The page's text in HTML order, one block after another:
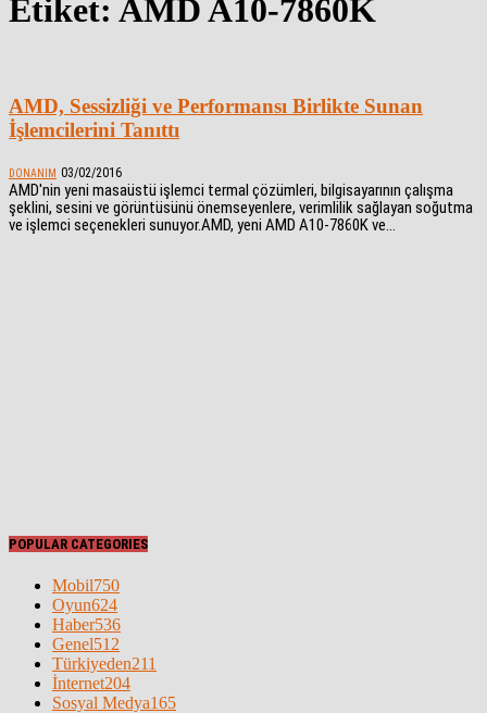
Etiket: AMD A10-7860K
AMD, Sessizliği ve Performansı Birlikte Sunan
İşlemcilerini Tanıttı
DONANIM 03/02/2016
AMD'nin yeni masaüstü işlemci termal çözümleri, bilgisayarının çalışma
şeklini, sesini ve görüntüsünü önemseyenlere, verimlilik sağlayan soğutma
ve işlemci seçenekleri sunuyor.AMD, yeni AMD A10-7860K ve...
POPULAR CATEGORIES
Mobil750
Oyun624
Haber536
Genel512
Türkiyeden211
İnternet204
Sosyal Medya165